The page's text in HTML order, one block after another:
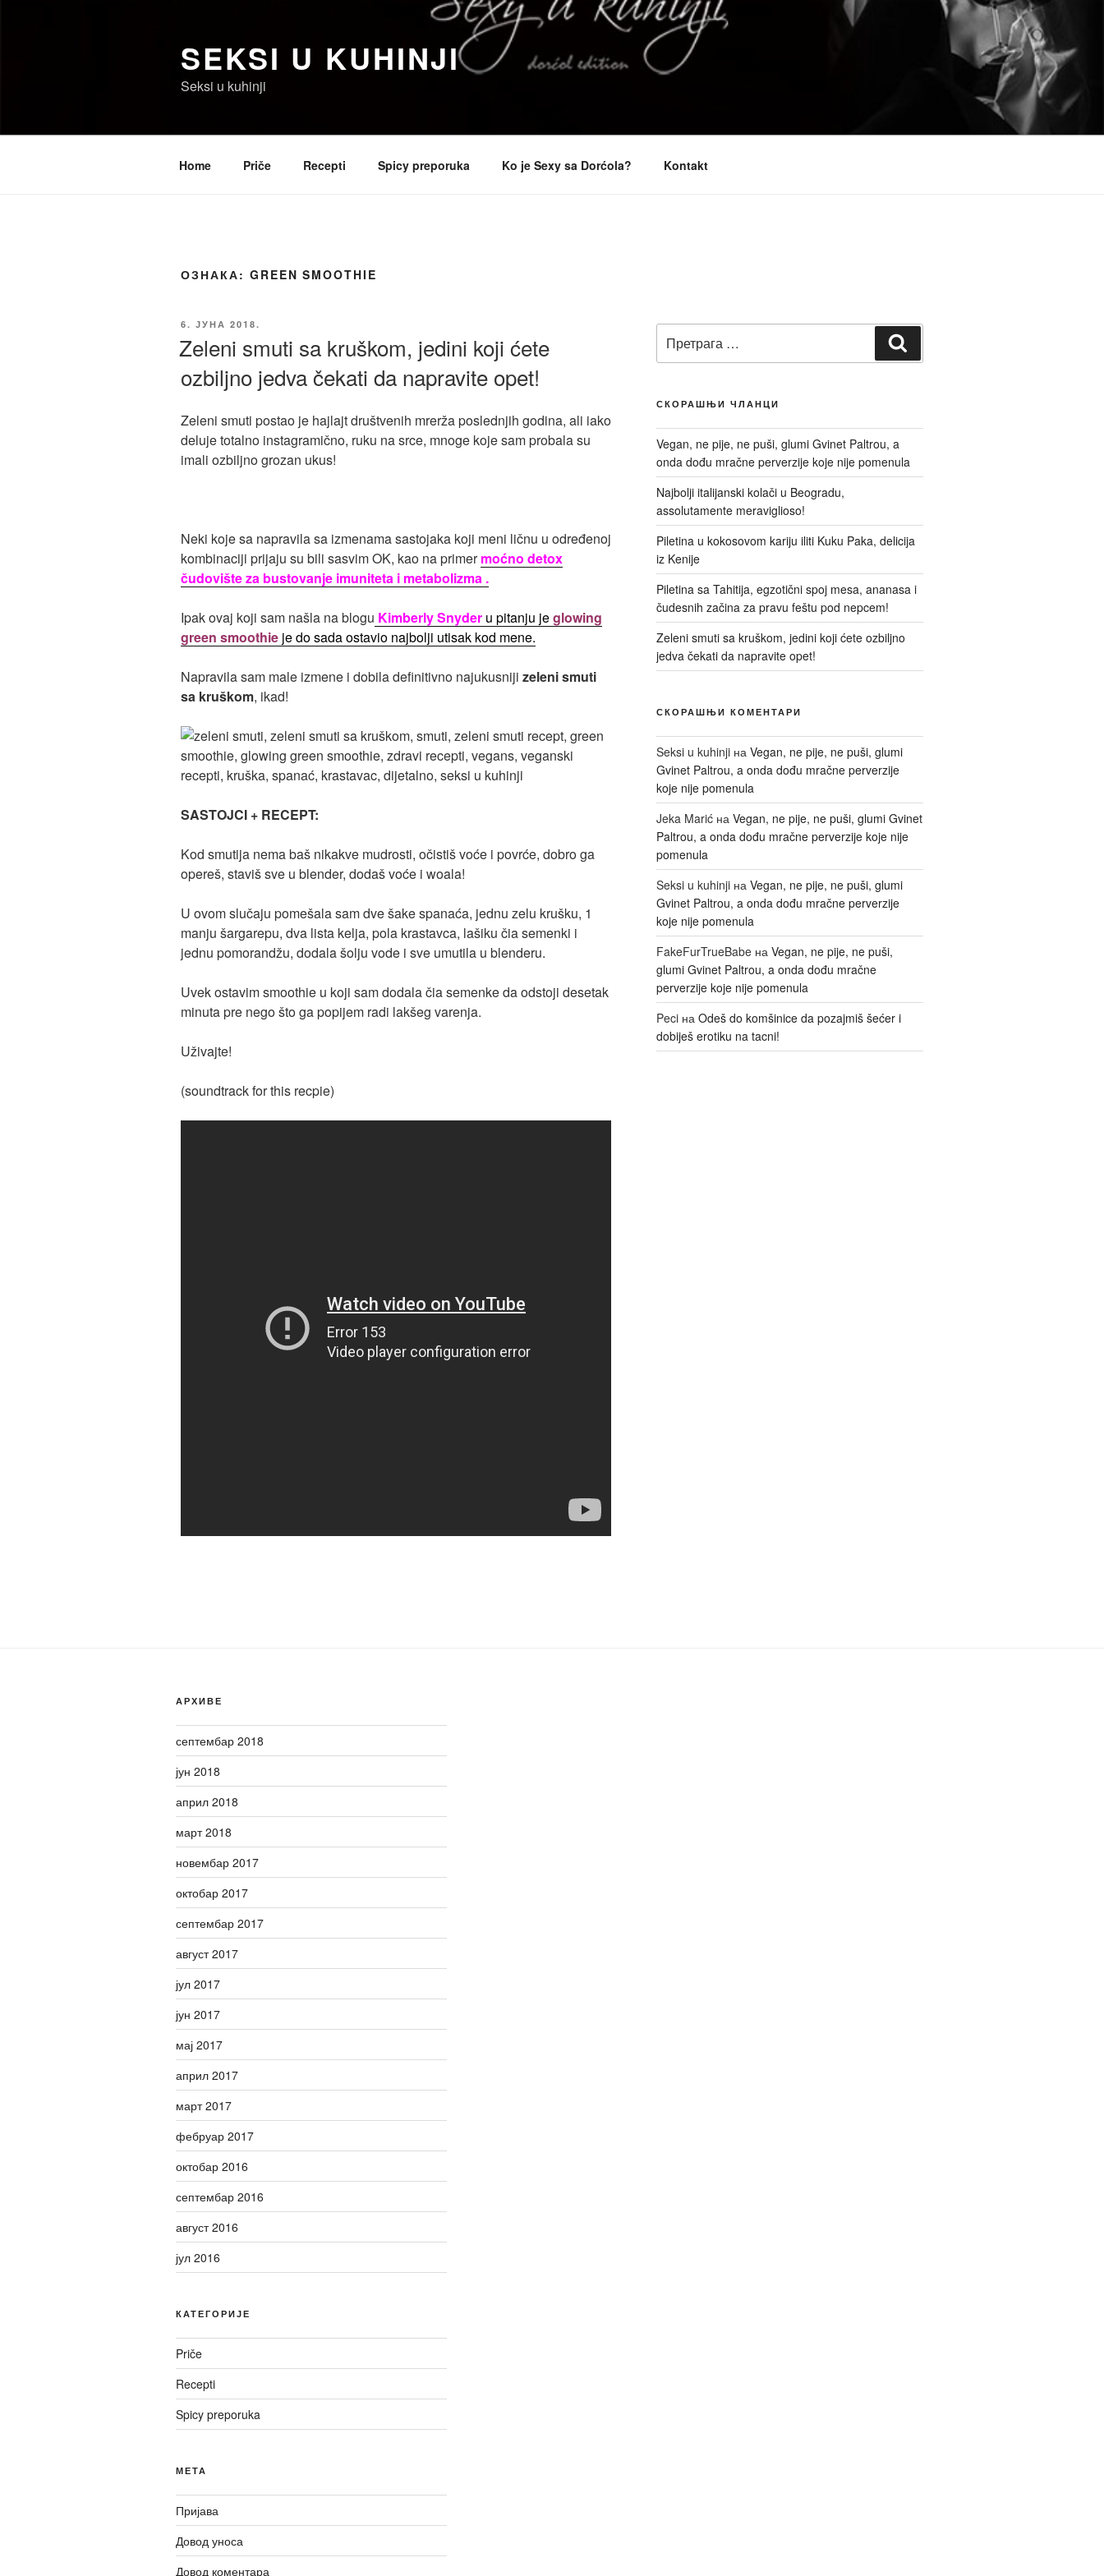
SEKSI U KUHINJI
Seksi u kuhinji
Home Priče Recepti Spicy preporuka Ko je Sexy sa Dorćola? Kontakt
ОЗНАКА: GREEN SMOOTHIE
ОБЈАВЉЕНО
6. ЈУНА 2018.
Zeleni smuti sa kruškom, jedini koji ćete
ozbiljno jedva čekati da napravite opet!
Zeleni smuti postao je hajlajt društvenih mrerža poslednjih godina, ali iako
deluje totalno instagramično, ruku na srce, mnoge koje sam probala su
imali ozbiljno grozan ukus!
Neki koje sa napravila sa izmenama sastojaka koji meni ličnu u određenoj
kombinaciji prijaju su bili sasvim OK, kao na primermoćno detox
čudovište za bustovanje imuniteta i metabolizma .
Ipak ovaj koji sam našla na blogu Kimberly Snyder u pitanju jeglowing
green smoothie je do sada ostavio najbolji utisak kod mene.
Napravila sam male izmene i dobila definitivno najukusniji zeleni smuti
sa kruškom, ikad!
SASTOJCI + RECEPT:
Kod smutija nema baš nikakve mudrosti, očistiš voće i povrće, dobro ga
opereš, staviš sve u blender, dodaš voće i woala!
U ovom slučaju pomešala sam dve šake spanaća, jednu zelu krušku, 1
manju šargarepu, dva lista kelja, pola krastavca, lašiku čia semenki i
jednu pomorandžu, dodala šolju vode i sve umutila u blenderu.
Uvek ostavim smoothie u koji sam dodala čia semenke da odstoji desetak
minuta pre nego što ga popijem radi lakšeg varenja.
Uživajte!
(soundtrack for this recpie)
за:
СКОРАШЊИ ЧЛАНЦИ
Vegan, ne pije, ne puši, glumi Gvinet Paltrou, a
onda dođu mračne perverzije koje nije pomenula
Najbolji italijanski kolači u Beogradu,
assolutamente meraviglioso!
Piletina u kokosovom kariju iliti Kuku Paka, delicija
iz Kenije
Piletina sa Tahitija, egzotični spoj mesa, ananasa i
čudesnih začina za pravu feštu pod nepcem!
Zeleni smuti sa kruškom, jedini koji ćete ozbiljno
jedva čekati da napravite opet!
СКОРАШЊИ КОМЕНТАРИ
Seksi u kuhinjiна Vegan, ne pije, ne puši, glumi
Gvinet Paltrou, a onda dođu mračne perverzije
koje nije pomenula
Jeka Marićна Vegan, ne pije, ne puši, glumi Gvinet
Paltrou, a onda dođu mračne perverzije koje nije
pomenula
Seksi u kuhinjiна Vegan, ne pije, ne puši, glumi
Gvinet Paltrou, a onda dođu mračne perverzije
koje nije pomenula
FakeFurTrueBabeна Vegan, ne pije, ne puši,
glumi Gvinet Paltrou, a onda dođu mračne
perverzije koje nije pomenula
Peciна Odeš do komšinice da pozajmiš šećer i
dobiješ erotiku na tacni!
АРХИВЕ
септембар 2018
јун 2018
април 2018
март 2018
новембар 2017
октобар 2017
септембар 2017
август 2017
јул 2017
јун 2017
мај 2017
април 2017
март 2017
фебруар 2017
октобар 2016
септембар 2016
август 2016
јул 2016
КАТЕГОРИЈЕ
Priče
Recepti
Spicy preporuka
МЕТА
Пријава
Довод уноса
Довод коментара